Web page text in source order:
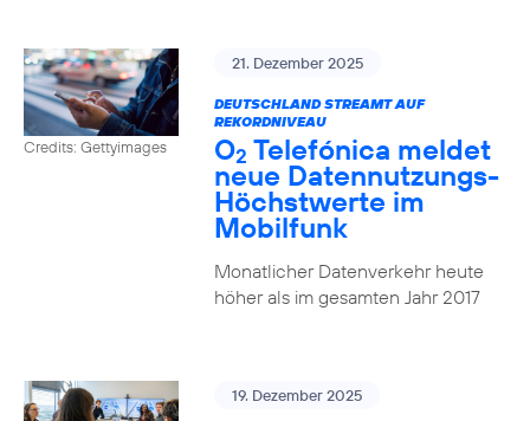
Credits: Gettyimages
21. Dezember 2025
DEUTSCHLAND STREAMT AUF
REKORDNIVEAU
O2 Telefónica meldet
neue Datennutzungs-
Höchstwerte im
Mobilfunk
Monatlicher Datenverkehr heute
höher als im gesamten Jahr 2017
19. Dezember 2025